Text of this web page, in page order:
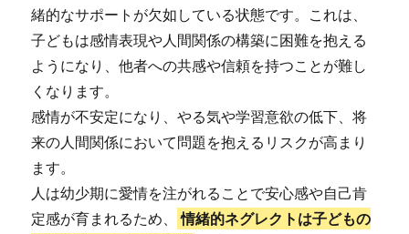
緒的なサポートが欠如している状態です。これは、
子どもは感情表現や人間関係の構築に困難を抱える
ようになり、他者への共感や信頼を持つことが難し
くなります。
感情が不安定になり、やる気や学習意欲の低下、将
来の人間関係において問題を抱えるリスクが高まり
ます。
人は幼少期に愛情を注がれることで安心感や自己肯
定感が育まれるため、
情緒的ネグレクトは子どもの